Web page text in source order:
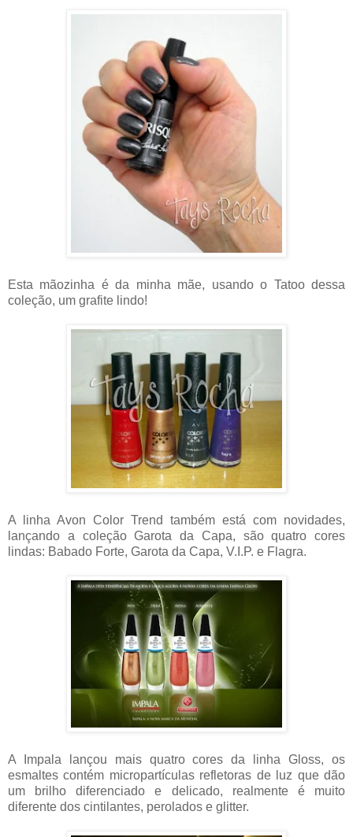
Esta mãozinha é da minha mãe, usando o Tatoo dessa
coleção, um grafite lindo!
A linha Avon Color Trend também está com novidades,
lançando a coleção Garota da Capa, são quatro cores
lindas: Babado Forte, Garota da Capa, V.I.P. e Flagra.
A Impala lançou mais quatro cores da linha Gloss, os
esmaltes contém micropartículas refletoras de luz que dão
um brilho diferenciado e delicado, realmente é muito
diferente dos cintilantes, perolados e glitter.